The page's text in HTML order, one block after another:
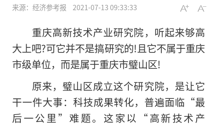
来源：经济参考报 2021-07-13 09:33:33
重庆高新技术产业研究院，听起来够高
大上吧?可它并不是搞研究的!且它不属于重庆
市级单位，而是属于重庆市璧山区!
原来，璧山区成立这个研究院，是让它
干一件大事：科技成果转化，普遍面临“最
后一公里”难题。这家以“高新技术产